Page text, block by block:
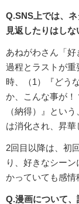
Q.SNS上では、
見返したりはしな
あねがわさん「好
過程とラストが重
時、（1）『どう
か、こんな事が！
（納得）』とい
は消化され、昇華
2回目以降は、初
り、好きなシー
かっていても感情
Q.漫画について